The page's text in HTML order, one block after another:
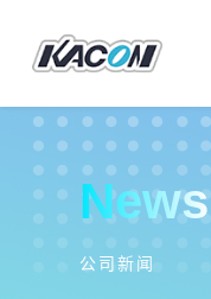
News
公司新闻